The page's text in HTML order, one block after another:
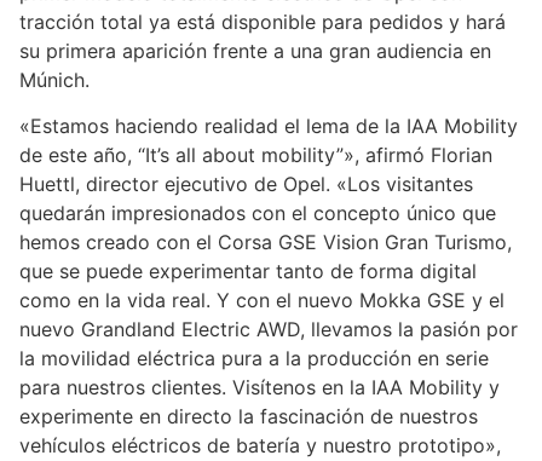
tracción total ya está disponible para pedidos y hará
su primera aparición frente a una gran audiencia en
Múnich.
«Estamos haciendo realidad el lema de la IAA Mobility
de este año, “It’s all about mobility”», afirmó Florian
Huettl, director ejecutivo de Opel. «Los visitantes
quedarán impresionados con el concepto único que
hemos creado con el Corsa GSE Vision Gran Turismo,
que se puede experimentar tanto de forma digital
como en la vida real. Y con el nuevo Mokka GSE y el
nuevo Grandland Electric AWD, llevamos la pasión por
la movilidad eléctrica pura a la producción en serie
para nuestros clientes. Visítenos en la IAA Mobility y
experimente en directo la fascinación de nuestros
vehículos eléctricos de batería y nuestro prototipo»,